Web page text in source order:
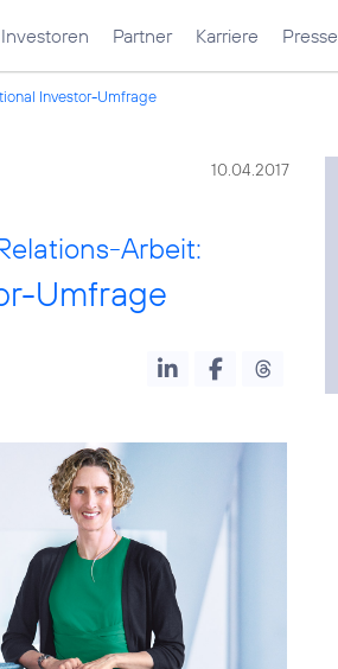
Investoren Partner Karriere Presse
Investor-Umfrage
10.04.2017
Arbeit:
Umfrage